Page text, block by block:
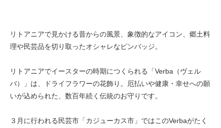
リトアニアで見かける昔からの風景、象徴的なアイコン、郷土料
理や民芸品を切り取ったオシャレなピンバッジ。
リトアニアでイースターの時期につくられる「Verba（ヴェル
バ）」は、ドライフラワーの花飾り。厄払いや健康・幸せへの願
いが込められた、数百年続く伝統のお守りです。
３月に行われる民芸市「カジューカス市」ではこのVerbaがたく